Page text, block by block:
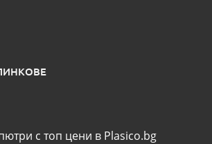
с топ цени в Plasico.bg